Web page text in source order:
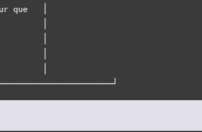
que   │
│
│
│